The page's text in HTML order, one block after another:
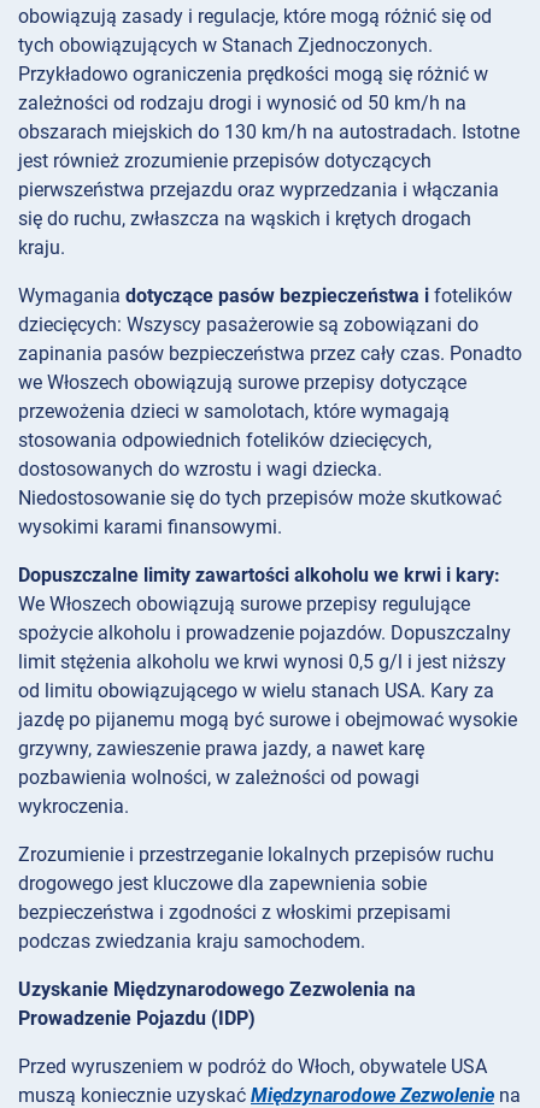
obowiązują zasady i regulacje, które mogą różnić się od
tych obowiązujących w Stanach Zjednoczonych.
Przykładowo ograniczenia prędkości mogą się różnić w
zależności od rodzaju drogi i wynosić od 50 km/h na
obszarach miejskich do 130 km/h na autostradach. Istotne
jest również zrozumienie przepisów dotyczących
pierwszeństwa przejazdu oraz wyprzedzania i włączania
się do ruchu, zwłaszcza na wąskich i krętych drogach
kraju.
Wymagania dotyczące pasów bezpieczeństwa i fotelików
dziecięcych: Wszyscy pasażerowie są zobowiązani do
zapinania pasów bezpieczeństwa przez cały czas. Ponadto
we Włoszech obowiązują surowe przepisy dotyczące
przewożenia dzieci w samolotach, które wymagają
stosowania odpowiednich fotelików dziecięcych,
dostosowanych do wzrostu i wagi dziecka.
Niedostosowanie się do tych przepisów może skutkować
wysokimi karami finansowymi.
Dopuszczalne limity zawartości alkoholu we krwi i kary:
We Włoszech obowiązują surowe przepisy regulujące
spożycie alkoholu i prowadzenie pojazdów. Dopuszczalny
limit stężenia alkoholu we krwi wynosi 0,5 g/l i jest niższy
od limitu obowiązującego w wielu stanach USA. Kary za
jazdę po pijanemu mogą być surowe i obejmować wysokie
grzywny, zawieszenie prawa jazdy, a nawet karę
pozbawienia wolności, w zależności od powagi
wykroczenia.
Zrozumienie i przestrzeganie lokalnych przepisów ruchu
drogowego jest kluczowe dla zapewnienia sobie
bezpieczeństwa i zgodności z włoskimi przepisami
podczas zwiedzania kraju samochodem.
Uzyskanie Międzynarodowego Zezwolenia na
Prowadzenie Pojazdu (IDP)
Przed wyruszeniem w podróż do Włoch, obywatele USA
muszą koniecznie uzyskać Międzynarodowe Zezwolenie na